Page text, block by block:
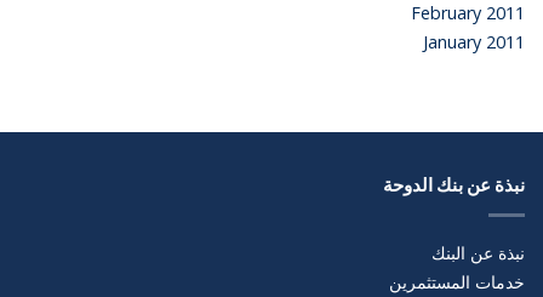
February 2011
January 2011
نبذة عن بنك الدوحة
نبذة عن البنك
خدمات المستثمرين